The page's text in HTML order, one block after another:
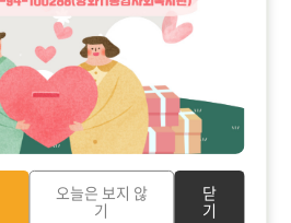
오늘은 보지 않
기
닫
기